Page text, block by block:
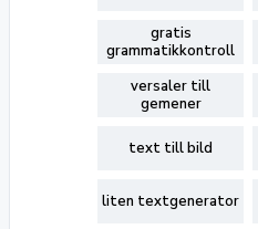
gratis
grammatikkontroll
versaler till
gemener
text till bild
liten textgenerator